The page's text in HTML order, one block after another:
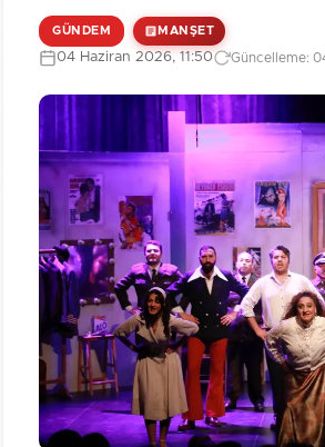
GÜNDEM MANŞET
04 Haziran 2026, 11:50 Güncelleme: